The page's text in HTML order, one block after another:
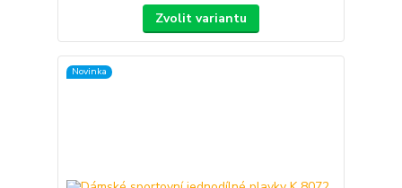
Zvolit variantu
Novinka